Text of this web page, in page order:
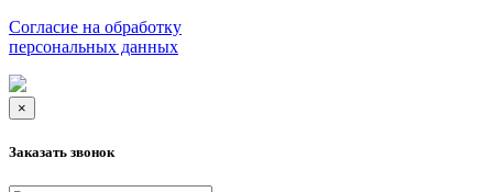
Согласие на обработку
персональных данных
×
Заказать звонок